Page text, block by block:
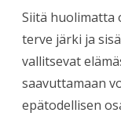
Siitä huolimatta
terve järki ja
vallitsevat
saavuttamaan
epätodellisen